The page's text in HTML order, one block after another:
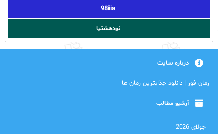
98iiia
نودهشتیا
درباره سایت
رمان فور | دانلود جذابترین رمان ها
آرشیو مطالب
جولای 2026